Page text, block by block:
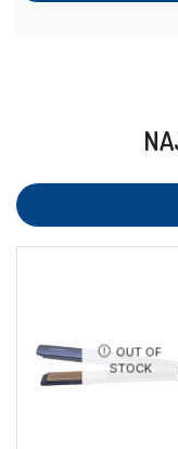
OUT OF
STOCK